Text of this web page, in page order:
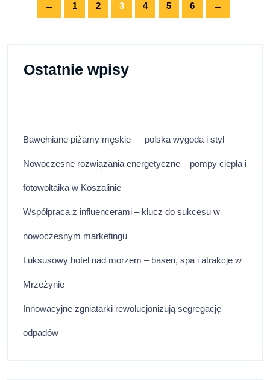
← 1 2 3 4 5 6 →
Ostatnie wpisy
Bawełniane piżamy męskie — polska wygoda i styl
Nowoczesne rozwiązania energetyczne – pompy ciepła i
fotowoltaika w Koszalinie
Współpraca z influencerami – klucz do sukcesu w
nowoczesnym marketingu
Luksusowy hotel nad morzem – basen, spa i atrakcje w
Mrzeżynie
Innowacyjne zgniatarki rewolucjonizują segregację
odpadów